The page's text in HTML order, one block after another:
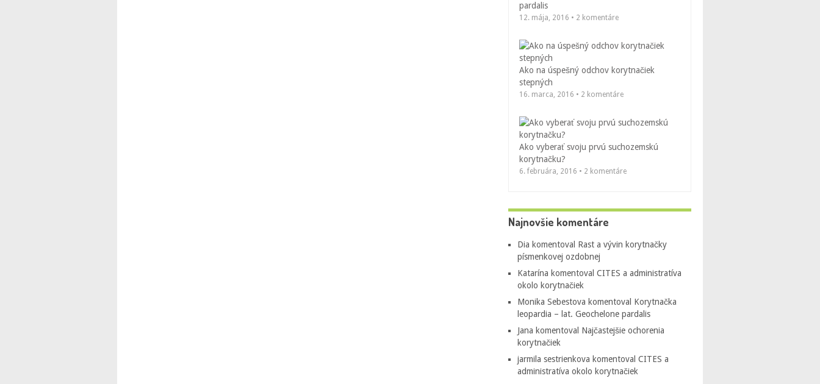
pardalis
12. mája, 2016 • 2 komentáre
Ako na úspešný odchov korytnačiek
stepných
16. marca, 2016 • 2 komentáre
Ako vyberať svoju prvú suchozemskú
korytnačku?
6. februára, 2016 • 2 komentáre
Najnovšie komentáre
Dia komentoval Rast a vývin korytnačky
písmenkovej ozdobnej
Katarína komentoval CITES a administratíva
okolo korytnačiek
Monika Sebestova komentoval Korytnačka
leopardia – lat. Geochelone pardalis
Jana komentoval Najčastejšie ochorenia
korytnačiek
jarmila sestrienkova komentoval CITES a
administratíva okolo korytnačiek